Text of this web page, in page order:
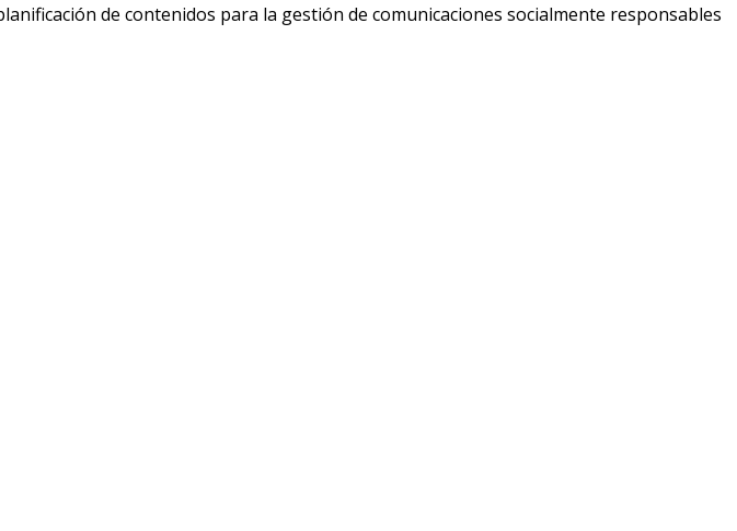
de contenidos para la gestión de comunicaciones socialmente responsables